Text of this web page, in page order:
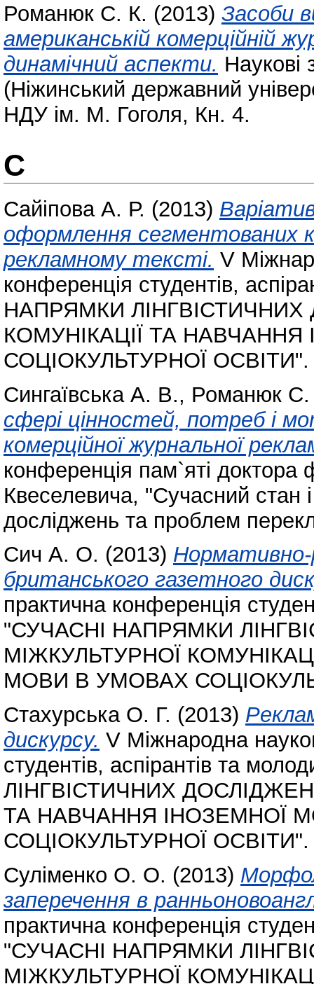
Романюк С. К. (2013) Засоби
американській комерційній
динамічний аспекти. Наукові
(Ніжинський державний
НДУ ім. М. Гоголя, Кн. 4.
С
Сайіпова А. Р. (2013)
оформлення сегментованих
рекламному тексті. V
конференція студентів,
НАПРЯМКИ
КОМУНІКАЦІЇ ТА
СОЦІОКУЛЬТУРНОЇ ОСВІТИ".
Сингаївська А. В., Романюк
сфері цінностей, потреб і
комерційної журнальної
конференція пам`яті доктора
Квеселевича, "Сучасний стан
досліджень та проблем
Сич А. О. (2013) Нормативно-
британського газетного
практична конференція
"СУЧАСНІ НАПРЯМКИ
МІЖКУЛЬТУРНОЇ
МОВИ В УМОВАХ
Стахурська О. Г. (2013)
дискурсу. V Міжнародна
студентів, аспірантів та
ЛІНГВІСТИЧНИХ
ТА НАВЧАННЯ ІНОЗЕМНОЇ
СОЦІОКУЛЬТУРНОЇ ОСВІТИ".
Суліменко О. О. (2013)
заперечення в
практична конференція
"СУЧАСНІ НАПРЯМКИ
МІЖКУЛЬТУРНОЇ